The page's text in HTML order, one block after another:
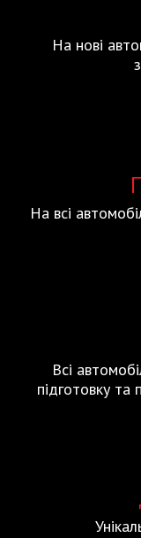
На нові
На всі
Всі
підготовку та